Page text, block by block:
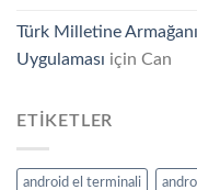
Türk Milletine
Uygulaması için Can
ETIKETLER
android el terminali